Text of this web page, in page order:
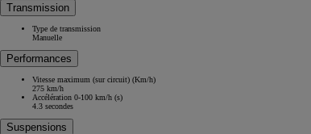
Transmission
Type de transmission
Manuelle
Performances
Vitesse maximum (sur circuit) (Km/h)
275 km/h
Accélération 0-100 km/h (s)
4.3 secondes
Suspensions